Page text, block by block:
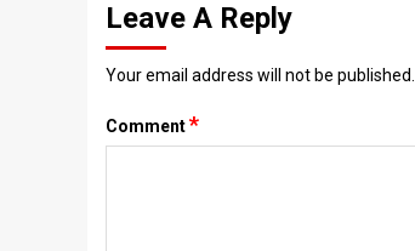
Leave A Reply
Your email address will not be published.
Comment*